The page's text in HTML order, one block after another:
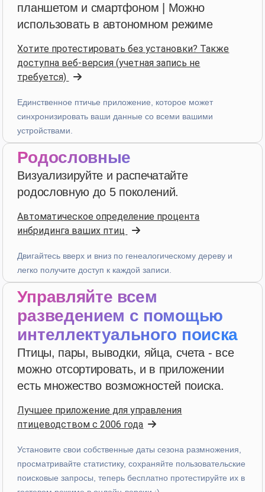
Son accessibilité sur toutes les plateformes le rend
d'autant plus utile. Bravo!”
6 дней назад
D. P.
starstarstarstarstar_border v4.3.21
Высокая оценка — спасибо!
2 недели назад
Julien ·France
starstarstarstarstar_border
Высокая оценка — спасибо!
2 недели назад
D. V ·Malta
starstarstarstarstar
3 недели назад
PHILIPPE JAUFFRIT ·France
starstarstarstarstar_border
“Je rencontre des bugues”
A... · Italy
планшетом и смартфоном | Можно
использовать в автономном режиме
Хотите протестировать без установки? Также
доступна веб-версия (учетная запись не
требуется)
Единственное птичье приложение, которое может
синхронизировать ваши данные со всеми вашими
устройствами.
Родословные
Визуализируйте и распечатайте
родословную до 5 поколений.
Автоматическое определение процента
инбридинга ваших птиц
Двигайтесь вверх и вниз по генеалогическому дереву и
легко получите доступ к каждой записи.
Управляйте всем
разведением с помощью
интеллектуального поиска
Птицы, пары, выводки, яйца, счета - все
можно отсортировать, и в приложении
есть множество возможностей поиска.
Лучшее приложение для управления
птицеводством с 2006 года
Установите свои собственные даты сезона размножения,
просматривайте статистику, сохраняйте пользовательские
поисковые запросы, теперь бесплатно протестируйте их в